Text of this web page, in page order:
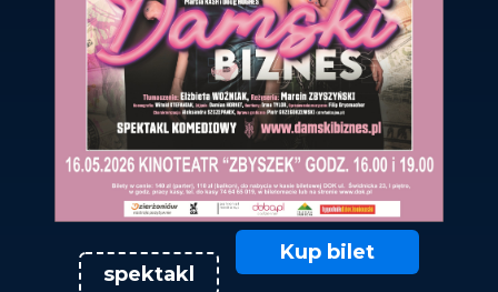
spektakl
Kup bilet